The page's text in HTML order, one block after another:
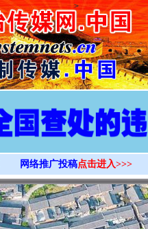
>
网络推广投稿点击进入>>>